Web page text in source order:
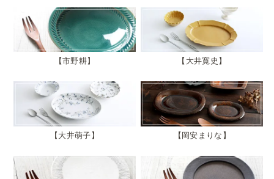
市野耕 大井寛史
大井萌子 岡安まりな